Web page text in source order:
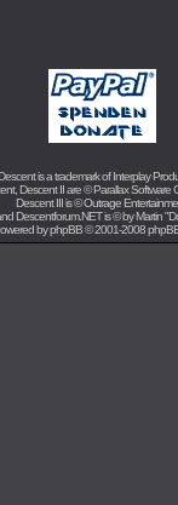
is a trademark ofInterplay
Descent II are ©Parallax Software
Descent III is ©Outrage
Descentforum.NET is © byMartin
byphpBB© 2001-2008